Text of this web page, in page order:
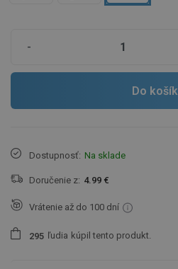
-
Do
Dostupnosť: Na sklade
Doručenie z: 4.99 €
Vrátenie až do 100 dní
295 ľudia kúpil tento produkt.